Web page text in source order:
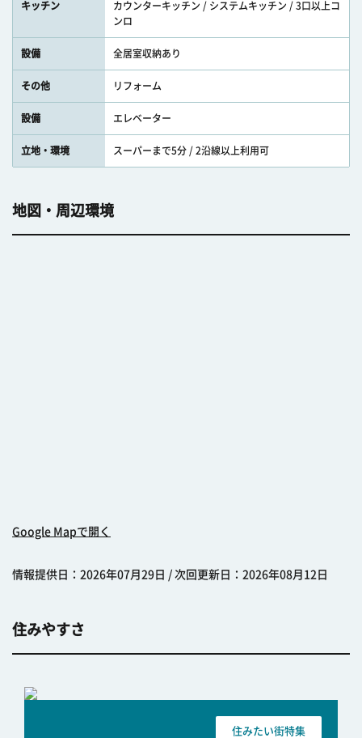
キッチン
カウンターキッチン / システムキッチン / 3口以上コ
ンロ
設備 全居室収納あり
その他 リフォーム
設備 エレベーター
立地・環境 スーパーまで5分 / 2沿線以上利用可
地図・周辺環境
Google Mapで開く
情報提供日：2026年07月29日 / 次回更新日：2026年08月12日
住みやすさ
住みたい街特集